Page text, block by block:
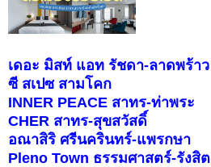
เดอะ มิสท์ แอท รัชดา-ลาดพร้าว
ซี สเปซ สามโคก
INNER PEACE สาทร-ท่าพระ
CHER สาทร-สุขสวัสดิ์
อณาสิริ ศรีนครินทร์-แพรกษา
Pleno Town ธรรมศาสตร์-รังสิต